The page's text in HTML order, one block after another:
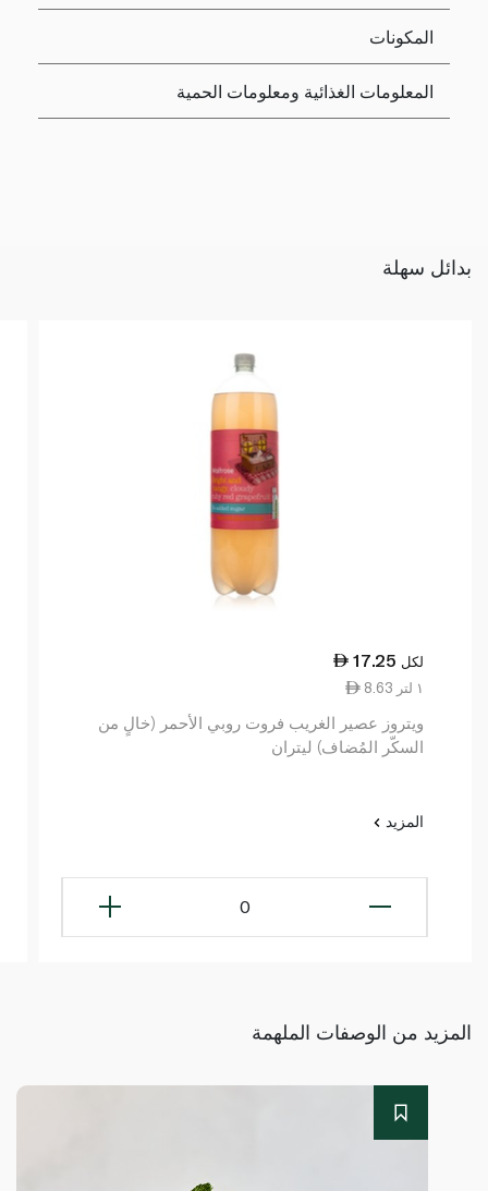
المكونات
المعلومات الغذائية ومعلومات الحمية
بدائل سهلة
17.25 لكل
8.63 ١ لتر
ويتروز عصير الغريب فروت روبي الأحمر (خالٍ من
السكّر المُضاف) ليتران
المزيد
0
المزيد من الوصفات الملهمة